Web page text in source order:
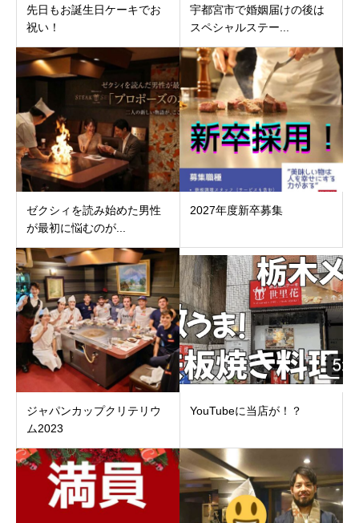
先日もお誕生日ケーキでお
祝い！
宇都宮市で婚姻届けの後は
スペシャルステー...
ゼクシィを読み始めた男性
が最初に悩むのが...
2027年度新卒募集
ジャパンカップクリテリウ
ム2023
YouTubeに当店が！？